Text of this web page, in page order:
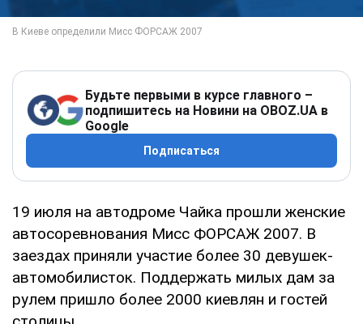
Будьте первыми в курсе главного –
подпишитесь на Новини на OBOZ.UA в
Google
Подписаться
19 июля на автодроме Чайка прошли женские
автосоревнования Мисс ФОРСАЖ 2007. В
заездах приняли участие более 30 девушек-
автомобилисток. Поддержать милых дам за
рулем пришло более 2000 киевлян и гостей